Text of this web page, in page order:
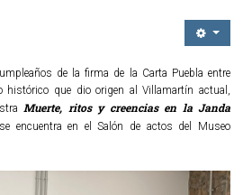
de la firma de la Carta Puebla entre
histórico que dio origen al Villamartín actual,
Muerte, ritos y creencias en la Janda
encuentra en el Salón de actos del Museo